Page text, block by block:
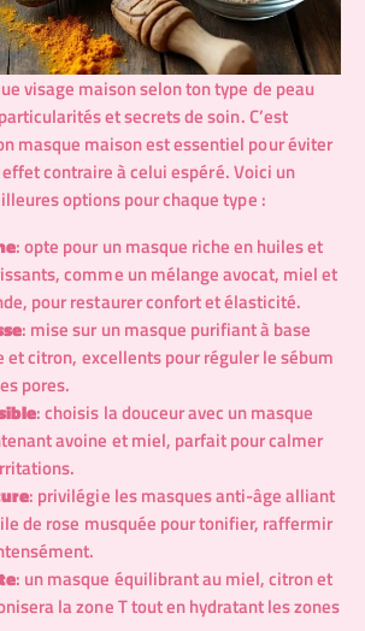
visage maison selon ton type de peau
et secrets de soin. C’est
masque maison est essentiel pour éviter
contraire à celui espéré. Voici un
options pour chaque type :
: opte pour un masque riche en huiles et
comme un mélange avocat, miel et
pour restaurer confort et élasticité.
: mise sur un masque purifiant à base
et citron, excellents pour réguler le sébum
pores.
: choisis la douceur avec un masque
avoine et miel, parfait pour calmer
: privilégie les masques anti-âge alliant
de rose musquée pour tonifier, raffermir
: un masque équilibrant au miel, citron et
la zone T tout en hydratant les zones